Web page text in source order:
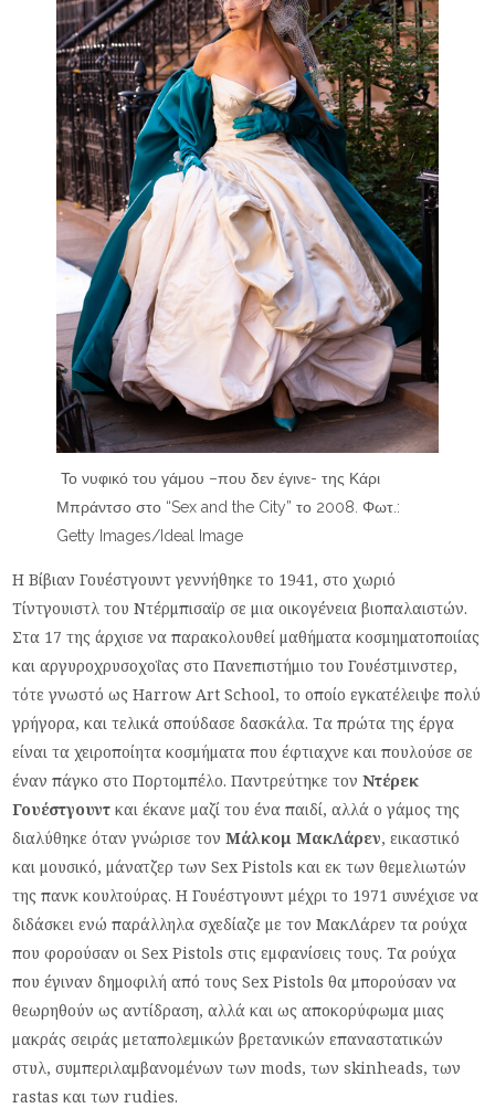
Το νυφικό του γάμου –που δεν έγινε- της Κάρι
Μπράντσο στο “Sex and the City” το 2008. Φωτ.:
Getty Images/Ideal Image
Η Βίβιαν Γουέστγουντ γεννήθηκε το 1941, στο χωριό
Τίντγουιστλ του Ντέρμπισαϊρ σε μια οικογένεια βιοπαλαιστών.
Στα 17 της άρχισε να παρακολουθεί μαθήματα κοσμηματοποιίας
και αργυροχρυσοχοΐας στο Πανεπιστήμιο του Γουέστμινστερ,
τότε γνωστό ως Harrow Art School, το οποίο εγκατέλειψε πολύ
γρήγορα, και τελικά σπούδασε δασκάλα. Τα πρώτα της έργα
είναι τα χειροποίητα κοσμήματα που έφτιαχνε και πουλούσε σε
έναν πάγκο στο Πορτομπέλο. Παντρεύτηκε τονΝτέρεκ
Γουέστγουντ και έκανε μαζί του ένα παιδί, αλλά ο γάμος της
διαλύθηκε όταν γνώρισε τονΜάλκομ ΜακΛάρεν, εικαστικό
και μουσικό, μάνατζερ των Sex Pistols και εκ των θεμελιωτών
της πανκ κουλτούρας. Η Γουέστγουντ μέχρι το 1971 συνέχισε να
διδάσκει ενώ παράλληλα σχεδίαζε με τον ΜακΛάρεν τα ρούχα
που φορούσαν οι Sex Pistols στις εμφανίσεις τους. Τα ρούχα
που έγιναν δημοφιλή από τους Sex Pistols θα μπορούσαν να
θεωρηθούν ως αντίδραση, αλλά και ως αποκορύφωμα μιας
μακράς σειράς μεταπολεμικών βρετανικών επαναστατικών
στυλ, συμπεριλαμβανομένων των mods, των skinheads, των
rastas και των rudies.